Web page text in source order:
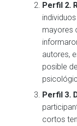
Perfil 2.
mayores
autores,
posible
Perfil 3.
cortos